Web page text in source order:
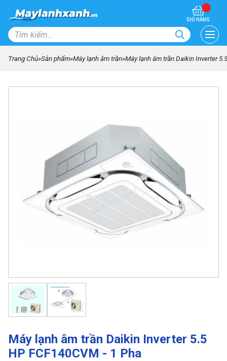
GIỎ HÀNG
Trang Chủ»Sản phẩm»Máy lạnh âm trần»Máy lạnh âm trần Daikin Inverter
Máy lạnh âm trần Daikin Inverter 5.5
HP FCF140CVM - 1 Pha